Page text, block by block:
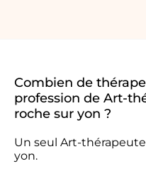
Combien de
profession de Art-
roche sur yon ?
Un seul Art-
yon.